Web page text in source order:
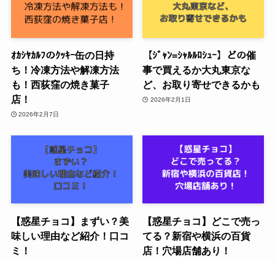
ｵｶｼﾔｶﾙﾌのｸｯｷｰ缶の日持
ち！冷凍方法や解凍方法
も！西荻窪の焼き菓子
店！
2026年2月7日
【ｼﾞｬﾝ=ｼｬﾙﾙﾛｼｭｰ】どの催
事で買えるか大丸東京な
ど、お取り寄せできるかも
2026年2月1日
【惑星チョコ】まずい？美
味しい理由など紹介！口コ
ミ！
【惑星チョコ】どこで売っ
てる？新宿や横浜の百貨
店！穴場店舗あり！